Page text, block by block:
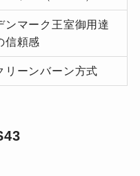
ンマーク王室御用達
信頼感
リーンバーン方式